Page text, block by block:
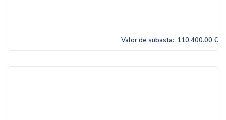
Valor de subasta: 110,400.00 €